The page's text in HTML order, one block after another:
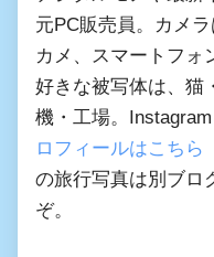
元PC販売員。カメ
カメ、スマートフ
好きな被写体は、猫
機・工場。
ロフィールはこちら
の旅行写真は別ブロ
ぞ。